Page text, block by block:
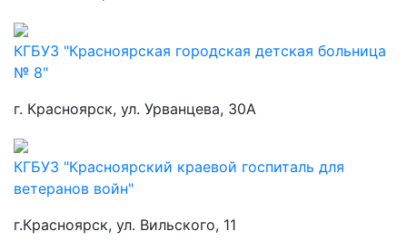
КГБУЗ "Красноярская городская детская больница
№ 8"
г. Красноярск, ул. Урванцева, 30А
КГБУЗ "Красноярский краевой госпиталь для
ветеранов войн"
г.Красноярск, ул. Вильского, 11